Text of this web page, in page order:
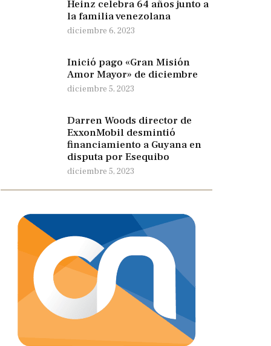
Heinz celebra 64 años junto a
la familia venezolana
diciembre 6, 2023
Inició pago «Gran Misión
Amor Mayor» de diciembre
diciembre 5, 2023
Darren Woods director de
ExxonMobil desmintió
financiamiento a Guyana en
disputa por Esequibo
diciembre 5, 2023